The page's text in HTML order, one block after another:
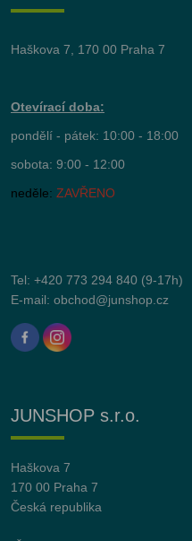
Haškova 7, 170 00 Praha 7
Otevírací doba:
pondělí - pátek: 10:00 - 18:00
sobota: 9:00 - 12:00
neděle: ZAVŘENO
Tel: +420 773 294 840 (9-17h)
E-mail: obchod@junshop.cz
JUNSHOP s.r.o.
Haškova 7
170 00 Praha 7
Česká republika